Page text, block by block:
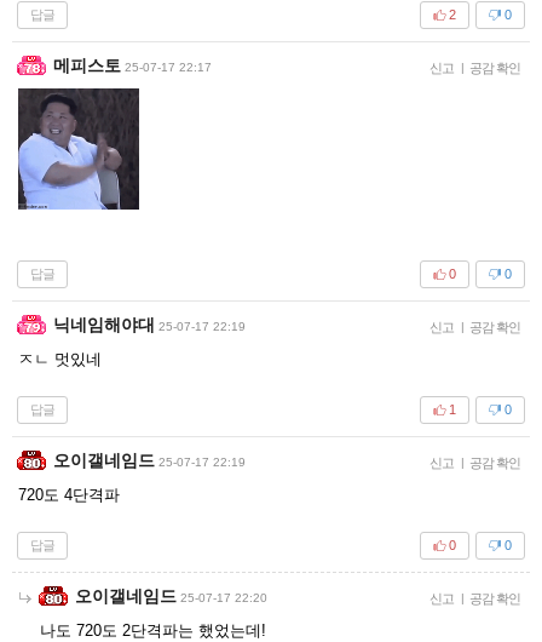
답글 0
2
메피스토 25-07-17 22:17 신고 | 공감 확인
답글 0
0
닉네임해야대 25-07-17 22:19 신고 | 공감 확인
ㅈㄴ 멋있네
답글 0
1
오이갤네임드 25-07-17 22:19 신고 | 공감 확인
720도 4단격파
답글 0
0
오이갤네임드 25-07-17 22:20 신고 | 공감 확인
나도 720도 2단격파는 했었는데!